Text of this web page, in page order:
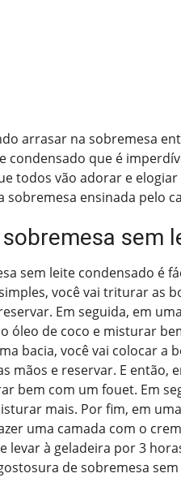
arrasar na sobremesa
condensado que é
todos vão adorar e
sobremesa ensinada pelo
sem
sem leite condensado é
você vai triturar as
Em seguida, em
óleo de coco e misturar
bacia, você vai colocar
mãos e reservar. E então,
bem com um fouet. Em
mais. Por fim, em
uma camada com o
levar à geladeira por 3
de sobremesa